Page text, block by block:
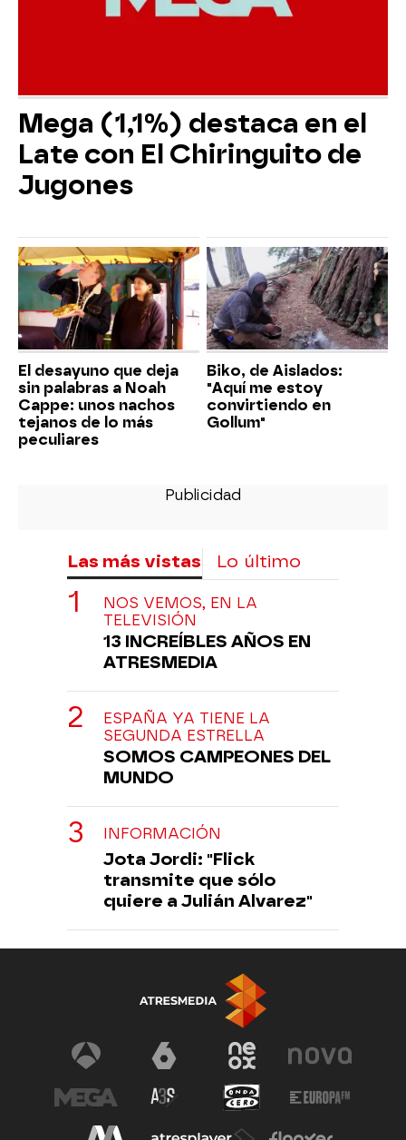
Mega (1,1%) destaca en el
Late con El Chiringuito de
Jugones
El desayuno que deja
sin palabras a Noah
Cappe: unos nachos
tejanos de lo más
peculiares
Biko, de Aislados:
"Aquí me estoy
convirtiendo en
Gollum"
Las más vistas Lo último
NOS VEMOS, EN LA
TELEVISIÓN
13 INCREÍBLES AÑOS EN
ATRESMEDIA
ESPAÑA YA TIENE LA
SEGUNDA ESTRELLA
SOMOS CAMPEONES DEL
MUNDO
INFORMACIÓN
Jota Jordi: "Flick
transmite que sólo
quiere a Julián Alvarez"